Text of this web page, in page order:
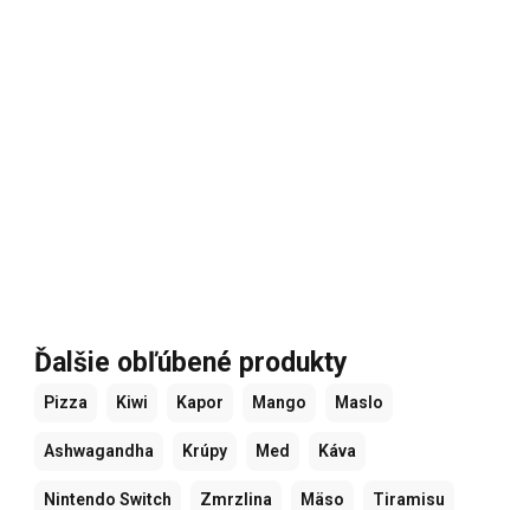
Ďalšie obľúbené produkty
Pizza Kiwi Kapor Mango Maslo
Ashwagandha Krúpy Med Káva
Nintendo Switch Zmrzlina Mäso Tiramisu